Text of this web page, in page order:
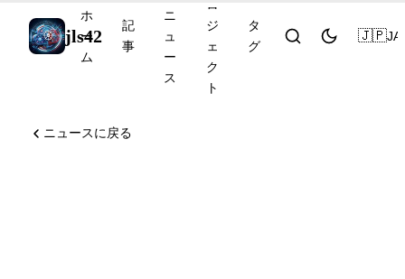
jls42
ホ
ー
ム
記
事
ニ
ュ
ー
ス
ロ
ジ
ェ
ク
ト
タ
グ
🇯🇵JA
ニュースに戻る